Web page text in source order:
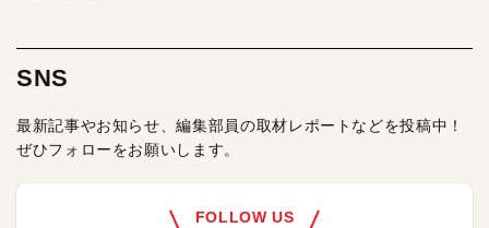
SNS
最新記事やお知らせ、編集部員の取材レポートなどを投稿中！
ぜひフォローをお願いします。
FOLLOW US